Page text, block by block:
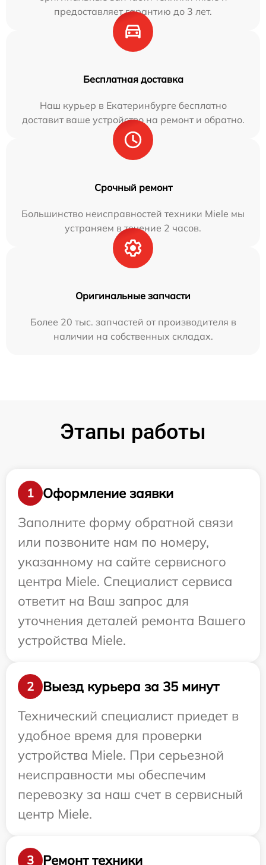
предоставляет гарантию до 3 лет.
Бесплатная доставка
Наш курьер в Екатеринбурге бесплатно
доставит ваше устройство на ремонт и обратно.
Срочный ремонт
Большинство неисправностей техники Miele мы
устраняем в течение 2 часов.
Оригинальные запчасти
Более 20 тыс. запчастей от производителя в
наличии на собственных складах.
Этапы работы
1
Оформление заявки
Заполните форму обратной связи
или позвоните нам по номеру,
указанному на сайте сервисного
центра Miele. Специалист сервиса
ответит на Ваш запрос для
уточнения деталей ремонта Вашего
устройства Miele.
2
Выезд курьера за 35 минут
Технический специалист приедет в
удобное время для проверки
устройства Miele. При серьезной
неисправности мы обеспечим
перевозку за наш счет в сервисный
центр Miele.
3 Ремонт техники